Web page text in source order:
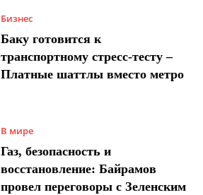
Бизнес
Баку готовится к
транспортному стресс-тесту –
Платные шаттлы вместо метро
В мире
Газ, безопасность и
восстановление: Байрамов
провел переговоры с Зеленским